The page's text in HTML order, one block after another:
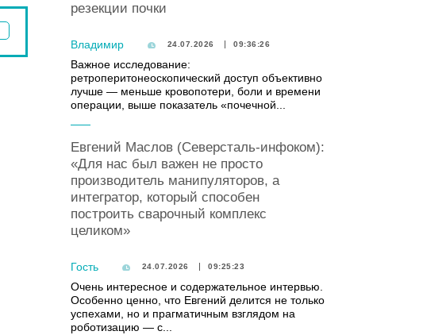
резекции почки
Владимир 24.07.2026 09:36:26
Важное исследование:
ретроперитонеоскопический доступ объективно
лучше — меньше кровопотери, боли и времени
операции, выше показатель «почечной...
Евгений Маслов (Северсталь-инфоком):
«Для нас был важен не просто
производитель манипуляторов, а
интегратор, который способен
построить сварочный комплекс
целиком»
Гость 24.07.2026 09:25:23
Очень интересное и содержательное интервью.
Особенно ценно, что Евгений делится не только
успехами, но и прагматичным взглядом на
роботизацию — с...